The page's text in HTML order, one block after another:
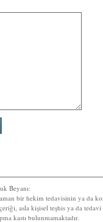
Beyanı:
bir hekim tedavisinin ya da
asla kişisel teşhis ya da
kastı bulunmamaktadır.